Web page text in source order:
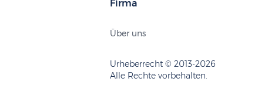
Firma
Über uns
Urheberrecht © 2013-2026
Alle Rechte vorbehalten.